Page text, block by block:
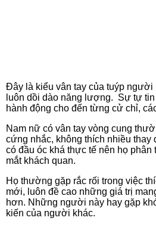
Đây là kiểu vân tay của tuýp người
luôn dồi dào năng lượng. Sự tự
hành động cho đến từng cử chỉ,
Nam nữ có vân tay vòng cung
cứng nhắc, không thích nhiều
có đầu óc khá thực tế nên họ phân
mắt khách quan.
Họ thường gặp rắc rối trong việc
mới, luôn đề cao những giá trị
hơn. Những người này hay gặp
kiến của người khác.